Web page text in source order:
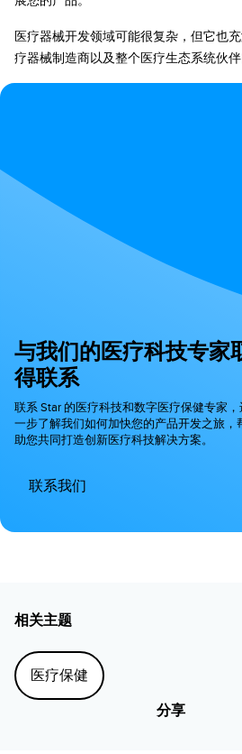
医疗器械开发领域可能很复杂，但它也
疗器械制造商以及整个医疗生态系统伙伴
与我们的医疗科技专家
得联系
联系 Star 的医疗科技和数字医疗保健专家
一步了解我们如何加快您的产品开发之旅，
助您共同打造创新医疗科技解决方案。
联系我们
相关主题
医疗保健
分享